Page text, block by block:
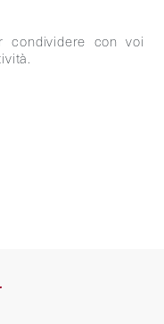
condividere con voi